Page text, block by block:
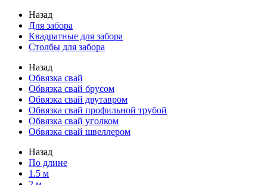
Назад
Для забора
Квадратные для забора
Столбы для забора
Назад
Обвязка свай
Обвязка свай брусом
Обвязка свай двутавром
Обвязка свай профильной трубой
Обвязка свай уголком
Обвязка свай швеллером
Назад
По длине
1.5 м